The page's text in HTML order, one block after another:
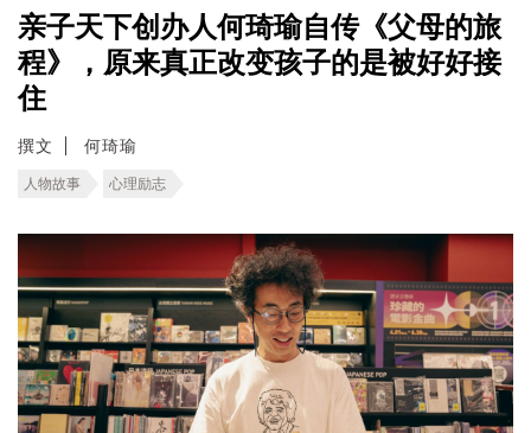
亲子天下创办人何琦瑜自传《父母的旅
程》，原来真正改变孩子的是被好好接
住
撰文 何琦瑜
人物故事 心理励志